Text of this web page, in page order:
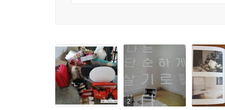
《나는 단순하게 살기로 했다》는 이미 ‘발 디
하루하루 살아가던 저자가 미니멀리스트가 되
저자는 물건을 버리기 시작하면서 자신에게 진
정도는 가지고 있어야지’, ‘이런 집에 살아야 해’
2